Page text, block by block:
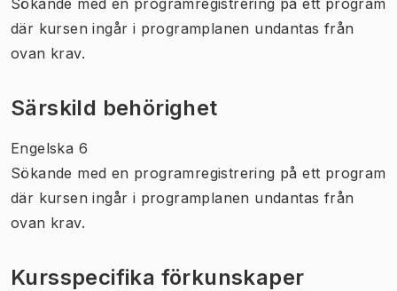
där kursen ingår i programplanen undantas från
ovan krav.
Särskild behörighet
Engelska 6
Sökande med en programregistrering på ett program
där kursen ingår i programplanen undantas från
ovan krav.
Kursspecifika förkunskaper